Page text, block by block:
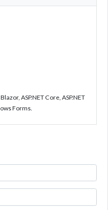
ASP.NET Core, ASP.NET
Forms.